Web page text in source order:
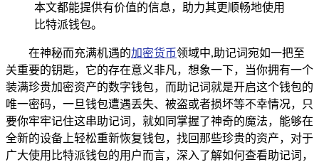
本文都能提供有价值的信息，助力其更顺畅地使用
比特派钱包。
在神秘而充满机遇的加密货币领域中,助记词宛如一把至
关重要的钥匙，它的存在意义非凡，想象一下，当你拥有一个
装满珍贵加密资产的数字钱包，而助记词就是开启这个钱包的
唯一密码，一旦钱包遭遇丢失、被盗或者损坏等不幸情况，只
要你牢牢记住这串助记词，就如同掌握了神奇的魔法，能够在
全新的设备上轻松重新恢复钱包，找回那些珍贵的资产，对于
广大使用比特派钱包的用户而言，深入了解如何查看助记词，